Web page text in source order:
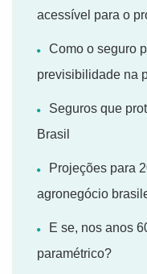
acessível para o
Como o seguro
previsibilidade na
Seguros que
Brasil
Projeções para
agronegócio
E se, nos anos
paramétrico?